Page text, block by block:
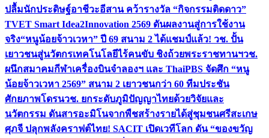
ปลื้มนักประดิษฐ์อาชีวะอีสาน คว้ารางวัล “กิจกรรมติดดาว”
TVET Smart Idea2Innovation 2569 ดันผลงานสู่การใช้งาน
จริง“หนูน้อยจ้าวเวหา” ปี 69 สนาม 2 ได้แชมป์แล้ว! วช. ปั้น
เยาวชนสู่นวัตกรเทคโนโลยีไร้คนขับ ชิงถ้วยพระราชทานฯวช.
ผนึกสมาคมกีฬาเครื่องบินจำลองฯ และ ThaiPBS จัดศึก “หนู
น้อยจ้าวเวหา 2569” สนาม 2 เยาวชนกว่า 60 ทีมประชัน
ศักยภาพโดรนวช. ยกระดับภูมิปัญญาไทยด้วยวิจัยและ
นวัตกรรม ดันสารอะมิโนจากพืชสร้างรายได้สู่ชุมชนศรีสะเกษ
ศุภจี ปลุกพลังคราฟต์ไทย! SACIT เปิดเวทีโลก ดัน “ของขวัญ